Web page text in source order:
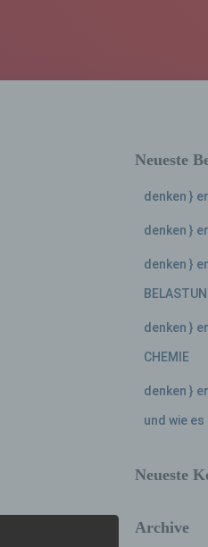
Neueste
denken }
denken }
denken }
denken }
CHEMIE
denken }
und wie
Neueste
Archive